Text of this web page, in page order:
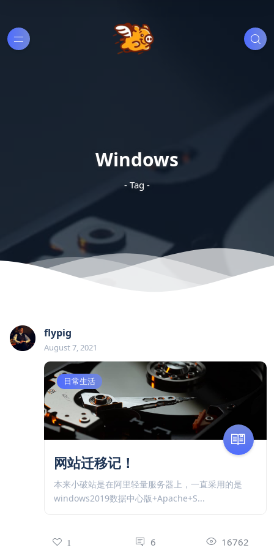
Windows
- Tag -
flypig
August 7, 2021
日常生活
网站迁移记！
本来小破站是在阿里轻量服务器上，一直采用的是
windows2019数据中心版+Apache+S...
1 6 16762